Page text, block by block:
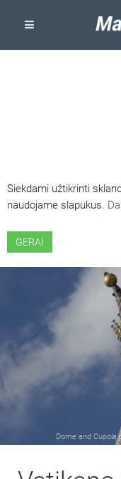
Siekdami užtikrinti
naudojame slapukus.
GERAI
Dome and Cupola